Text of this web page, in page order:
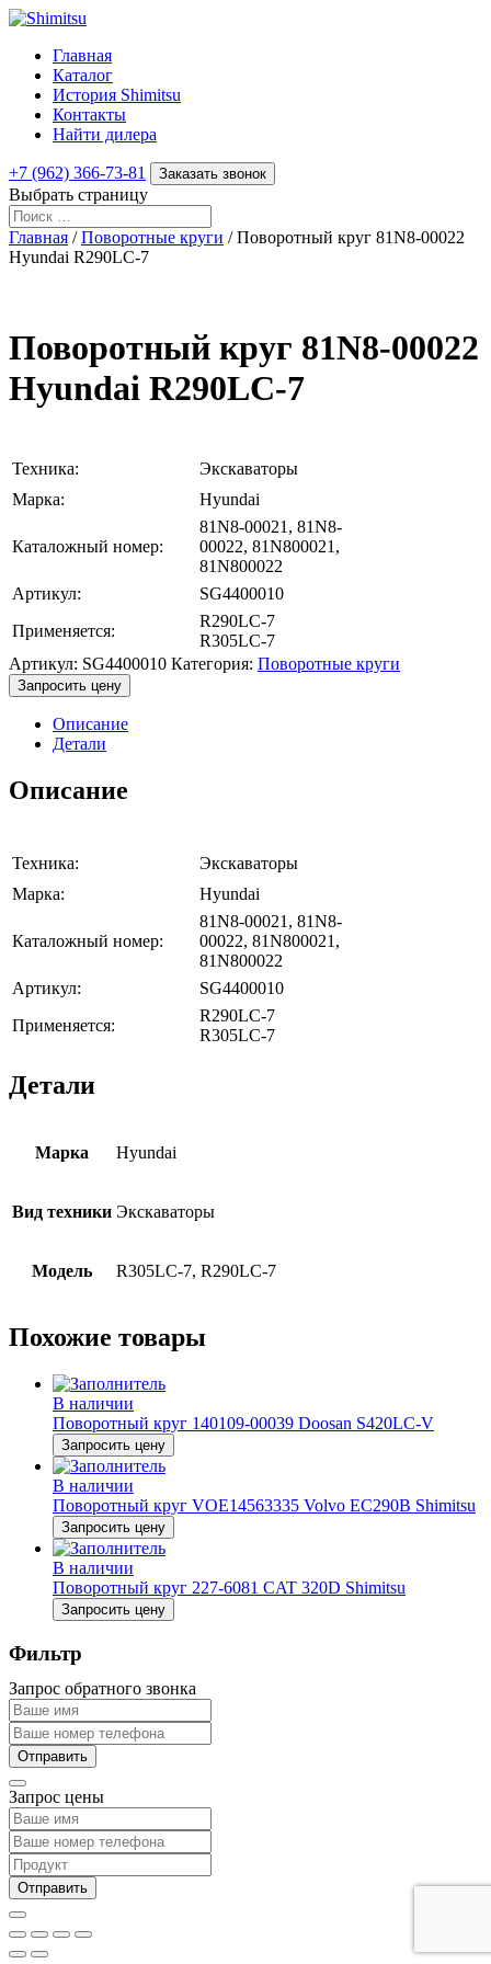
Главная
Каталог
История Shimitsu
Контакты
Найти дилера
+7 (962) 366-73-81 Заказать звонок
Выбрать страницу
Главная /Поворотные круги / Поворотный круг 81N8-00022
Hyundai R290LC-7
Поворотный круг 81N8-00022
Hyundai R290LC-7
Техника:
Экскаваторы
Марка:
Hyundai
Каталожный номер:
81N8-00021, 81N8-
00022, 81N800021,
81N800022
Артикул:
SG4400010
Применяется:
R290LC-7
R305LC-7
Артикул: SG4400010 Категория: Поворотные круги
Запросить цену
Описание
Детали
Описание
Техника:
Экскаваторы
Марка:
Hyundai
Каталожный номер:
81N8-00021, 81N8-
00022, 81N800021,
81N800022
Артикул:
SG4400010
Применяется:
R290LC-7
R305LC-7
Детали
Марка Hyundai
Вид техники Экскаваторы
Модель R305LC-7, R290LC-7
Похожие товары
В наличии
Поворотный круг 140109-00039 Doosan S420LC-V
Запросить цену
В наличии
Поворотный круг VOE14563335 Volvo EC290B Shimitsu
Запросить цену
В наличии
Поворотный круг 227-6081 CAT 320D Shimitsu
Запросить цену
Фильтр
Запрос обратного звонка
Запрос цены